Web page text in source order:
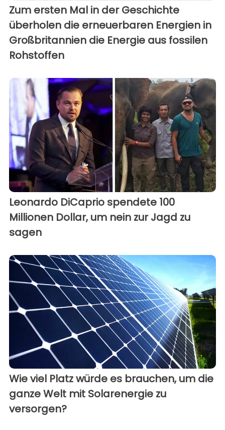
Zum ersten Mal in der Geschichte
überholen die erneuerbaren Energien in
Großbritannien die Energie aus fossilen
Rohstoffen
Leonardo DiCaprio spendete 100
Millionen Dollar, um nein zur Jagd zu
sagen
Wie viel Platz würde es brauchen, um die
ganze Welt mit Solarenergie zu
versorgen?